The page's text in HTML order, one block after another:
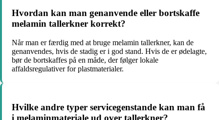
Hvordan kan man genanvende eller bortskaffe
melamin tallerkner korrekt?
Når man er færdig med at bruge melamin tallerkner, kan de
genanvendes, hvis de stadig er i god stand. Hvis de er ødelagte,
bør de bortskaffes på en måde, der følger lokale
affaldsregulativer for plastmaterialer.
Hvilke andre typer servicegenstande kan man få
i melaminmateriale ud over tallerkner?